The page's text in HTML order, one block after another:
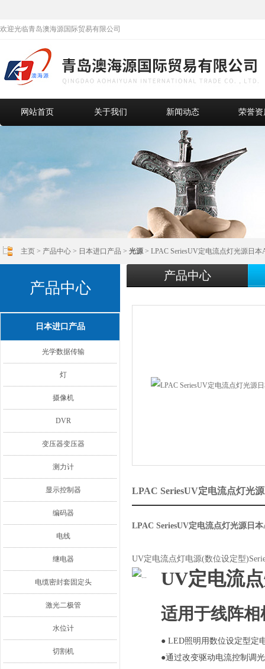
欢迎光临青岛澳海源国际贸易有限公司
网站首页 关于我们 新闻动态 荣誉资
主页 > 产品中心 > 日本进口产品 > 光源> LPAC SeriesUV定电流点灯光源日本
产品中心
日本进口产品
光学数据传输
灯
摄像机
DVR
变压器变压器
测力计
显示控制器
编码器
电线
继电器
电缆密封套固定头
激光二极管
水位计
切割机
产品中心
LPAC SeriesUV定电流点灯光
LPAC SeriesUV定电流点灯光源日
UV定电流点灯电源(数位设定型
UV定电流
适用于线阵
● LED照明用数位设定型定
●通过改变驱动电流控制调光